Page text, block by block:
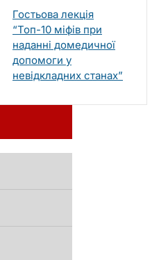
Гостьова лекція
“Топ-10 міфів при
наданні домедичної
допомоги у
невідкладних станах”